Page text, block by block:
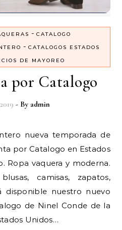
- CATALOGO
- CATALOGOS ESTADOS
DE MAYOREO
por Catalogo
- By admin
por Catalogo en Estados
Ropa vaquera y moderna.
camisas, zapatos,
disponible nuestro nuevo
de Ninel Conde de la
Unidos…